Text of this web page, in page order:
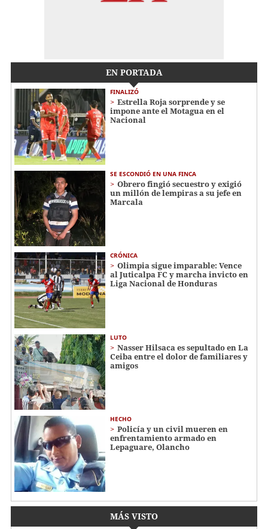
EN PORTADA
FINALIZÓ
Estrella Roja sorprende y se
impone ante el Motagua en el
Nacional
SE ESCONDIÓ EN UNA FINCA
Obrero fingió secuestro y exigió
un millón de lempiras a su jefe en
Marcala
CRÓNICA
Olimpia sigue imparable: Vence
al Juticalpa FC y marcha invicto en
Liga Nacional de Honduras
LUTO
Nasser Hilsaca es sepultado en La
Ceiba entre el dolor de familiares y
amigos
HECHO
Policía y un civil mueren en
enfrentamiento armado en
Lepaguare, Olancho
MÁS VISTO